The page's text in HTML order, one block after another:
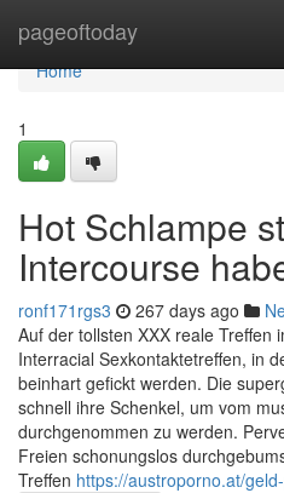
pageoftoday
Home
Home
1
Hot Schlampe
Intercourse
ronf171rgs3 267 days ago
Auf der tollsten XXX reale Treffen
Interracial Sexkontaktetreffen, in
beinhart gefickt werden. Die
schnell ihre Schenkel, um vom
durchgenommen zu werden.
Freien schonungslos
Treffen https://austroporno.at/